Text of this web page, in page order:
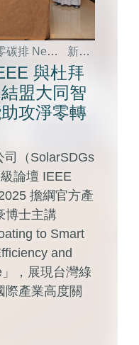
淨零碳排 Net Zero 新聞稿
與杜拜
盟大同智
攻淨零轉
司（SolarSDGs
論壇 IEEE
擔綱官方產
博士主講
to Smart
and
，展現台灣綠
際產業高度關